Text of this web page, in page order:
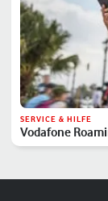
SERVICE & HILFE
Vodafone